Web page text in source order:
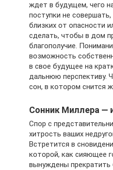
ждет в будущем, чего
поступки не
близких от опасности
сделать, чтобы в дом
благополучие.
возможность
в свое будущее на
дальнюю перспективу.
сон, в котором снится
Сонник Миллера —
Спор с
хитрость ваших
Встретится в
которой, как сияющее
вынуждены прекратить